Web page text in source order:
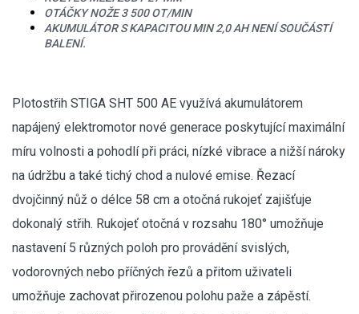
Nůžky na živý plot
Benzínové nůžky na živý plot
Elektrické nůžky na živý plot
Vysavače a foukače
Elektrocentrály
Štěpkovače a drtiče
Elektrické skútry
OTÁČKY NOŽE 3 500 OT/MIN
AKUMULÁTOR S KAPACITOU MIN 2,0 AH NENÍ SOUČÁSTÍ
BALENÍ.
Plotostřih STIGA SHT 500 AE využívá akumulátorem
napájený elektromotor nové generace poskytující maximální
míru volnosti a pohodlí při práci, nízké vibrace a nižší nároky
na údržbu a také tichý chod a nulové emise. Řezací
dvojčinný nůž o délce 58 cm a otočná rukojeť zajišťuje
dokonalý střih. Rukojeť otočná v rozsahu 180° umožňuje
nastavení 5 různých poloh pro provádění svislých,
vodorovných nebo příčných řezů a přitom uživateli
umožňuje zachovat přirozenou polohu paže a zápěstí.